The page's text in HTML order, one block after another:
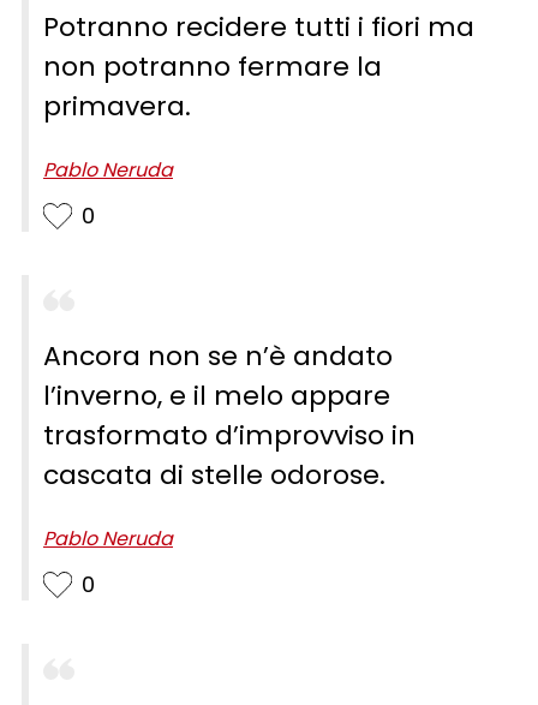
Potranno recidere tutti i fiori ma
non potranno fermare la
primavera.
Pablo Neruda
0
Ancora non se n’è andato
l’inverno, e il melo appare
trasformato d’improvviso in
cascata di stelle odorose.
Pablo Neruda
0